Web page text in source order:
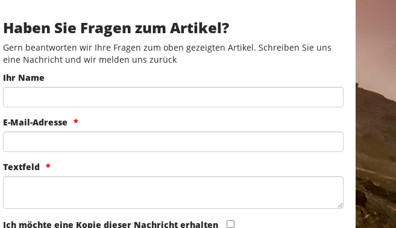
Haben Sie Fragen zum Artikel?
Gern beantworten wir Ihre Fragen zum oben gezeigten Artikel. Schreiben Sie uns
eine Nachricht und wir melden uns zurück
Ihr Name
E-Mail-Adresse
Textfeld
Ich möchte eine Kopie dieser Nachricht erhalten